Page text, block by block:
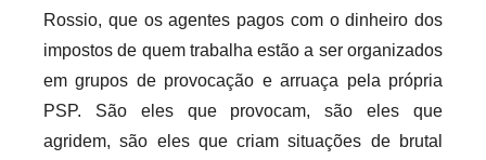
Rossio, que os agentes pagos com o dinheiro dos
impostos de quem trabalha estão a ser organizados
em grupos de provocação e arruaça pela própria
PSP. São eles que provocam, são eles que
agridem, são eles que criam situações de brutal